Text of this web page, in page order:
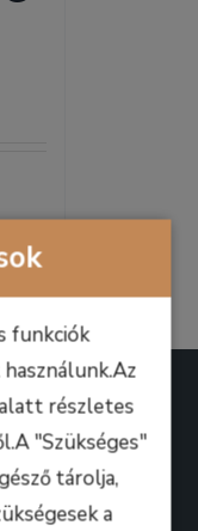
funkciók
részletes
"Szükséges"
tárolja,
a
zenész-